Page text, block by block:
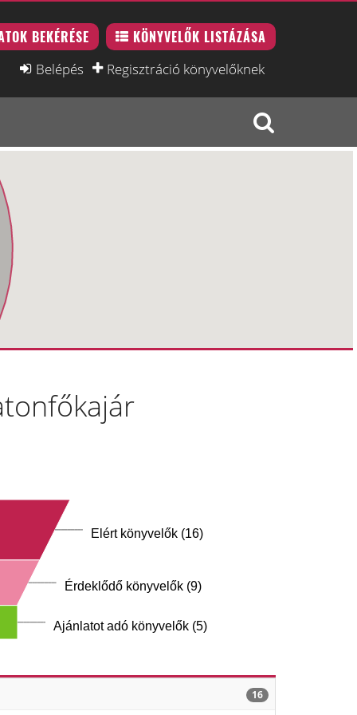
BEKÉRÉSE KÖNYVELŐK LISTÁZÁSA
Belépés Regisztráció könyvelőknek
Elért könyvelők (16)
Érdeklődő könyvelők (9)
Ajánlatot adó könyvelők (5)
16